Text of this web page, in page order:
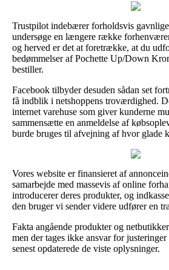
Trustpilot indebærer forholdsvis
undersøge en længere række
og herved er det at foretrække, at du
bedømmelser af Pochette Up/Down
bestiller.
Facebook tilbyder desuden sådan set
få indblik i netshoppens troværdighed.
internet varehuse som giver kunderne
sammensætte en anmeldelse af
burde bruges til afvejning af hvor glade
Vores website er finansieret af
samarbejde med massevis af online
introducerer deres produkter, og
den bruger vi sender videre udfører en
Fakta angående produkter og
men der tages ikke ansvar for
senest opdaterede de viste oplysninger.